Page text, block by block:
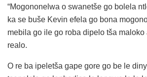
“Mogononelwa o swanetše go bolela
ka se buše Kevin efela go bona
mebila go ile go roba dipelo tša maloko
realo.
O re ba ipeletša gape gore go be le